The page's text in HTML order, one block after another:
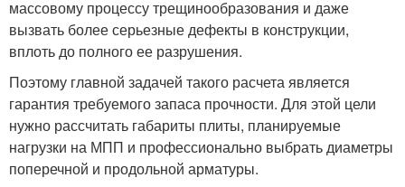
массовому процессу трещинообразования и даже
вызвать более серьезные дефекты в конструкции,
вплоть до полного ее разрушения.
Поэтому главной задачей такого расчета является
гарантия требуемого запаса прочности. Для этой цели
нужно рассчитать габариты плиты, планируемые
нагрузки на МПП и профессионально выбрать диаметры
поперечной и продольной арматуры.